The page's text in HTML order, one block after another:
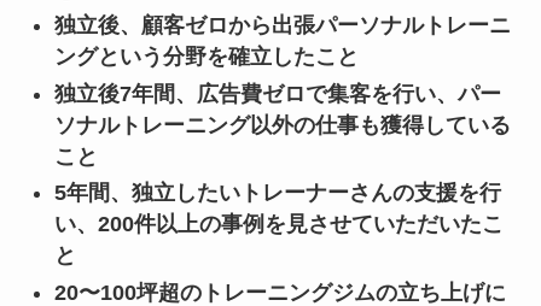
独立後、顧客ゼロから出張パーソナルトレーニ
ングという分野を確立したこと
独立後7年間、広告費ゼロで集客を行い、パー
ソナルトレーニング以外の仕事も獲得している
こと
5年間、 独立したいトレーナーさんの支援を行
い、200件以上の事例を見させていただいたこ
と
20〜100坪超のトレーニングジムの立ち上げに